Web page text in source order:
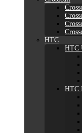
HTC
HTC
HTC